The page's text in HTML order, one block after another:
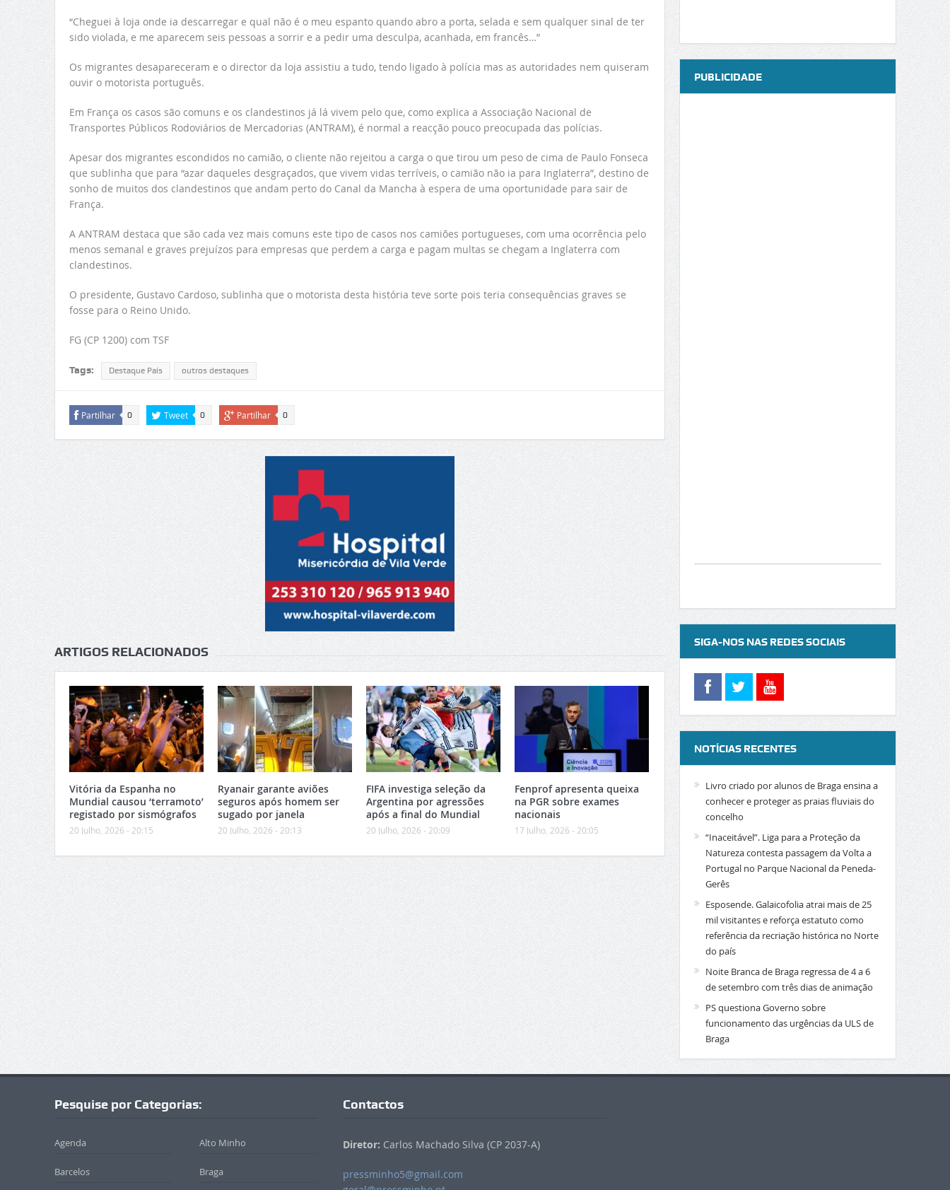
“Cheguei à loja onde ia descarregar e qual não é o meu espanto quando abro a porta, selada e sem qualquer sinal de ter
sido violada, e me aparecem seis pessoas a sorrir e a pedir uma desculpa, acanhada, em francês…”
Os migrantes desapareceram e o director da loja assistiu a tudo, tendo ligado à polícia mas as autoridades nem quiseram
ouvir o motorista português.
Em França os casos são comuns e os clandestinos já lá vivem pelo que, como explica a Associação Nacional de
Transportes Públicos Rodoviários de Mercadorias (ANTRAM), é normal a reacção pouco preocupada das polícias.
Apesar dos migrantes escondidos no camião, o cliente não rejeitou a carga o que tirou um peso de cima de Paulo Fonseca
que sublinha que para “azar daqueles desgraçados, que vivem vidas terríveis, o camião não ia para Inglaterra”, destino de
sonho de muitos dos clandestinos que andam perto do Canal da Mancha à espera de uma oportunidade para sair de
França.
A ANTRAM destaca que são cada vez mais comuns este tipo de casos nos camiões portugueses, com uma ocorrência pelo
menos semanal e graves prejuízos para empresas que perdem a carga e pagam multas se chegam a Inglaterra com
clandestinos.
O presidente, Gustavo Cardoso, sublinha que o motorista desta história teve sorte pois teria consequências graves se
fosse para o Reino Unido.
FG (CP 1200) com TSF
Tags: Destaque País outros destaques
Partilhar 0 Tweet 0 Partilhar 0
ARTIGOS RELACIONADOS
Vitória da Espanha no
Mundial causou ‘terramoto’
registado por sismógrafos
20 Julho, 2026 - 20:15
Ryanair garante aviões
seguros após homem ser
sugado por janela
20 Julho, 2026 - 20:13
FIFA investiga seleção da
Argentina por agressões
após a final do Mundial
20 Julho, 2026 - 20:09
Fenprof apresenta queixa
na PGR sobre exames
nacionais
17 Julho, 2026 - 20:05
PUBLICIDADE
SIGA-NOS NAS REDES SOCIAIS
NOTÍCIAS RECENTES
Livro criado por alunos de Braga ensina a
conhecer e proteger as praias fluviais do
concelho
“Inaceitável”. Liga para a Proteção da
Natureza contesta passagem da Volta a
Portugal no Parque Nacional da Peneda-
Gerês
Esposende. Galaicofolia atrai mais de 25
mil visitantes e reforça estatuto como
referência da recriação histórica no Norte
do país
Noite Branca de Braga regressa de 4 a 6
de setembro com três dias de animação
PS questiona Governo sobre
funcionamento das urgências da ULS de
Braga
Pesquise por Categorias:
Agenda Alto Minho
Barcelos Braga
Contactos
Diretor: Carlos Machado Silva (CP 2037-A)
pressminho5@gmail.com